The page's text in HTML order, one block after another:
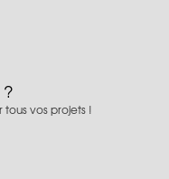
tous vos projets !